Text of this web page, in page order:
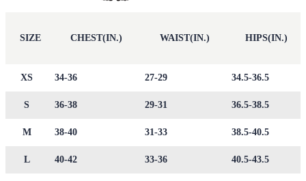
SIZE CHEST(IN.) WAIST(IN.) HIPS(IN.)
XS 34-36 27-29 34.5-36.5
S 36-38 29-31 36.5-38.5
M 38-40 31-33 38.5-40.5
L 40-42 33-36 40.5-43.5